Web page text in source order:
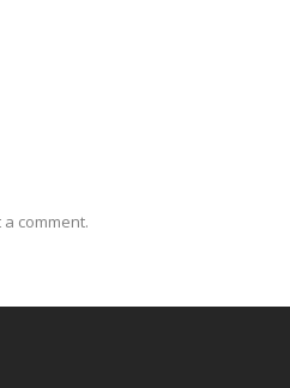
comment.